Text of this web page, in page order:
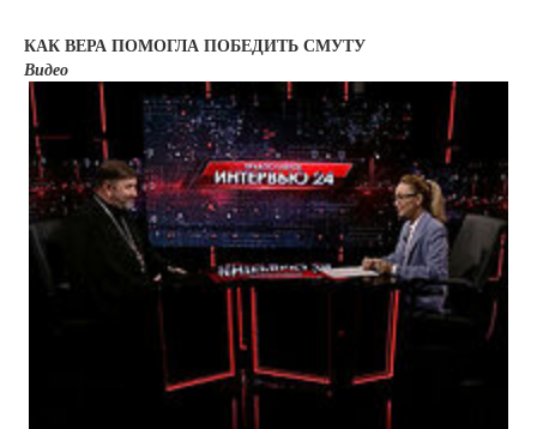
КАК ВЕРА ПОМОГЛА ПОБЕДИТЬ СМУТУ
Видео